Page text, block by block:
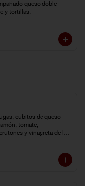
queso doble
y tortillas.
cubitos de queso
tomate,
y vinagreta de la